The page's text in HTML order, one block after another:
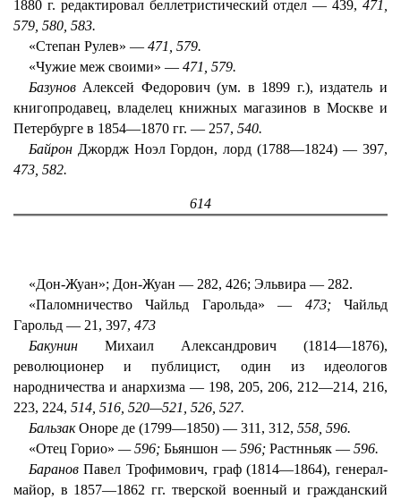
1880 г. редактировал беллетристический отдел — 439, 471,
579, 580, 583.
«Степан Рулев» — 471, 579.
«Чужие меж своими» — 471, 579.
Базунов Алексей Федорович (ум. в 1899 г.), издатель и
книгопродавец, владелец книжных магазинов в Москве и
Петербурге в 1854—1870 гг. — 257, 540.
Байрон Джордж Ноэл Гордон, лорд (1788—1824) — 397,
473, 582.
614
«Дон-Жуан»; Дон-Жуан — 282, 426; Эльвира — 282.
«Паломничество Чайльд Гарольда» — 473;Чайльд
Гарольд — 21, 397, 473
Бакунин Михаил Александрович (1814—1876),
революционер и публицист, один из идеологов
народничества и анархизма — 198, 205, 206, 212—214, 216,
223, 224, 514, 516, 520—521, 526, 527.
БальзакОноре де (1799—1850) — 311, 312, 558, 596.
«Отец Горио» — 596; Бьяншон — 596; Растнньяк — 596.
БарановПавел Трофимович, граф (1814—1864), генерал-
майор, в 1857—1862 гг. тверской военный и гражданский